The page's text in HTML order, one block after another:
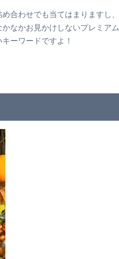
合わせでも当てはまりますし、
なかお見かけしないプレミアム
ーワードですよ！